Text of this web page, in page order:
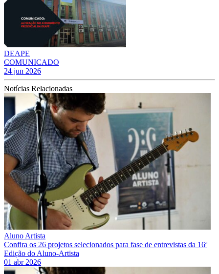
DEAPE
COMUNICADO
24 jun 2026
Notícias Relacionadas
Aluno Artista
Confira os 26 projetos selecionados para fase de entrevistas da 16ª
Edição do Aluno-Artista
01 abr 2026